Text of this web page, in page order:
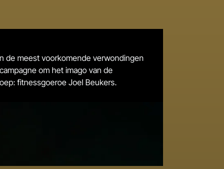
de meest voorkomende verwondingen
om het imago van de
fitnessgoeroe Joel Beukers.